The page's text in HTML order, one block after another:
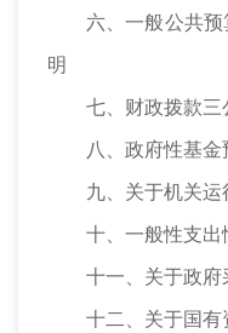
六、一般公共预
明
七、财政拨款三
八、政府性基金
九、关于机关运
十、一般性支出
十一、关于政府
十二、关于国有